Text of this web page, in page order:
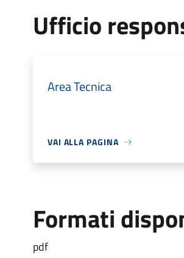
Ufficio
Area Tecnica
VAI ALLA PAGINA
Formati
pdf